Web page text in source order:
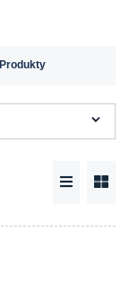
Produkty